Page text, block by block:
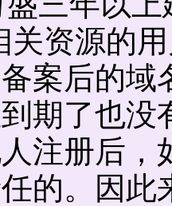
关资源的
案后的域
期了也没
注册后
的。因